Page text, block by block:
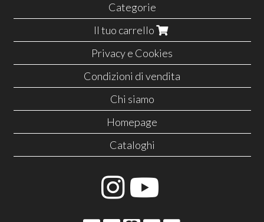
Categorie
Il tuo carrello
Privacy e Cookies
Condizioni di vendita
Chi siamo
Homepage
Cataloghi